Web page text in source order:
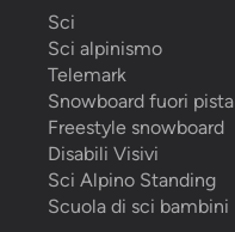
Sci
Sci alpinismo
Telemark
Snowboard fuori pista
Freestyle snowboard
Disabili Visivi
Sci Alpino Standing
Scuola di sci bambini